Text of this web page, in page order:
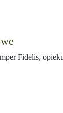
Fidelis,